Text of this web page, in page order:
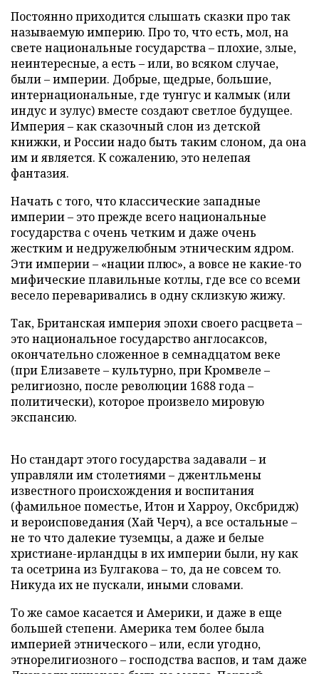
Постоянно приходится слышать сказки про так
называемую империю. Про то, что есть, мол, на
свете национальные государства – плохие, злые,
неинтересные, а есть – или, во всяком случае,
были – империи. Добрые, щедрые, большие,
интернациональные, где тунгус и калмык (или
индус и зулус) вместе создают светлое будущее.
Империя – как сказочный слон из детской
книжки, и России надо быть таким слоном, да она
им и является. К сожалению, это нелепая
фантазия.
Начать с того, что классические западные
империи – это прежде всего национальные
государства с очень четким и даже очень
жестким и недружелюбным этническим ядром.
Эти империи – «нации плюс», а вовсе не какие-то
мифические плавильные котлы, где все со всеми
весело переваривались в одну склизкую жижу.
Так, Британская империя эпохи своего расцвета –
это национальное государство англосаксов,
окончательно сложенное в семнадцатом веке
(при Елизавете – культурно, при Кромвеле –
религиозно, после революции 1688 года –
политически), которое произвело мировую
экспансию.
Но стандарт этого государства задавали – и
управляли им столетиями – джентльмены
известного происхождения и воспитания
(фамильное поместье, Итон и Харроу, Оксбридж)
и вероисповедания (Хай Черч), а все остальные –
не то что далекие туземцы, а даже и белые
христиане-ирландцы в их империи были, ну как
та осетрина из Булгакова – то, да не совсем то.
Никуда их не пускали, иными словами.
То же самое касается и Америки, и даже в еще
большей степени. Америка тем более была
империей этнического – или, если угодно,
этнорелигиозного – господства васпов, и там даже